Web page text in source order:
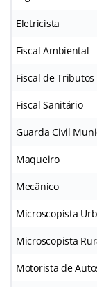
Eletricista
Fiscal Ambiental
Fiscal de Tributos
Fiscal Sanitário
Guarda Civil
Maqueiro
Mecânico
Microscopista
Microscopista
Motorista de